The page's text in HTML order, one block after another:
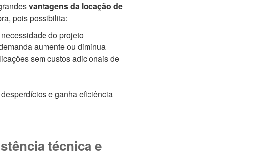
vantagens da locação de
pois possibilita:
do projeto
aumente ou diminua
sem custos adicionais de
e ganha eficiência
técnica e